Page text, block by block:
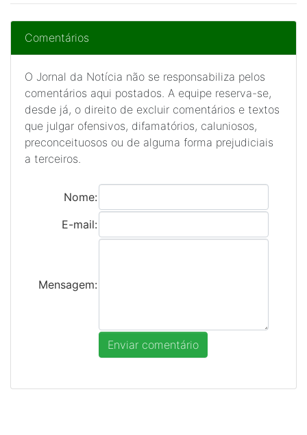
Comentários
O Jornal da Notícia não se responsabiliza pelos
comentários aqui postados. A equipe reserva-se,
desde já, o direito de excluir comentários e textos
que julgar ofensivos, difamatórios, caluniosos,
preconceituosos ou de alguma forma prejudiciais
a terceiros.
Nome:
E-mail:
Mensagem: